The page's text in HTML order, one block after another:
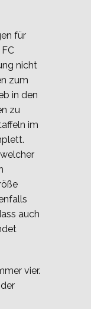
für
nicht
zum
in den
zu
im
auch
vier.